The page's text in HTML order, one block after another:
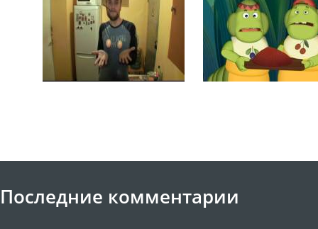
Последние комментарии